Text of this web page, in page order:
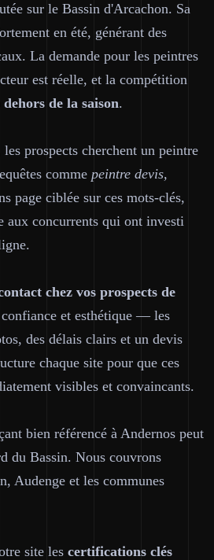
sur le Bassin d'Arcachon. Sa
en été, générant des
La demande pour les peintres
est réelle, et la compétition
de la saison.
prospects cherchent un peintre
comme peintre devis,
page ciblée sur ces mots-clés,
aux concurrents qui ont investi
chez vos prospects de
confiance et esthétique — les
des délais clairs et un devis
chaque site pour que ces
visibles et convaincants.
bien référencé à Andernos peut
du Bassin. Nous couvrons
Audenge et les communes
site les certifications clés